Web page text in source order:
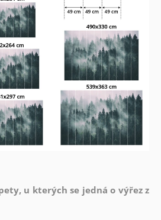
u kterých se jedná o výřez z